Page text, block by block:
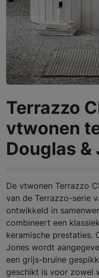
Terrazzo
vtwonen
Douglas &
De vtwonen Terrazzo
van de Terrazzo-serie
ontwikkeld in
combineert een
keramische prestaties.
Jones wordt
een grijs-bruine
geschikt is voor zowel